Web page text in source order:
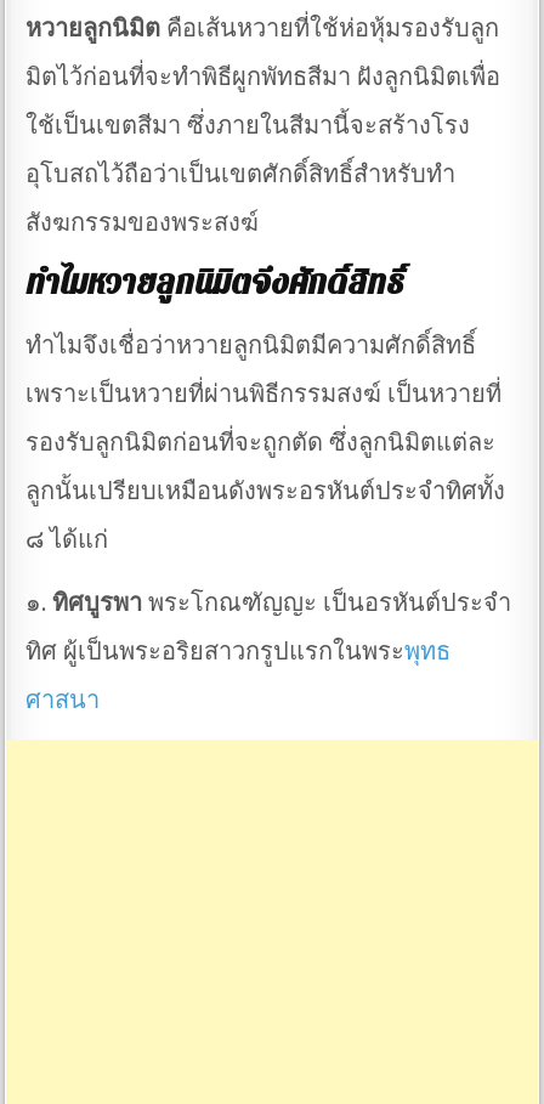
หวายลูกนิมิต คือเส้นหวายที่ใช้ห่อหุ้มรองรับลูก
มิตไว้ก่อนที่จะทำพิธีผูกพัทธสีมา ฝังลูกนิมิตเพื่อ
ใช้เป็นเขตสีมา ซึ่งภายในสีมานี้จะสร้างโรง
อุโบสถไว้ถือว่าเป็นเขตศักดิ์สิทธิ์สำหรับทำ
สังฆกรรมของพระสงฆ์
ทำไมหวายลูกนิมิตจึงศักดิ์สิทธิ์
ทำไมจึงเชื่อว่าหวายลูกนิมิตมีความศักดิ์สิทธิ์
เพราะเป็นหวายที่ผ่านพิธีกรรมสงฆ์ เป็นหวายที่
รองรับลูกนิมิตก่อนที่จะถูกตัด ซึ่งลูกนิมิตแต่ละ
ลูกนั้นเปรียบเหมือนดังพระอรหันต์ประจำทิศทั้ง
๘ ได้แก่
๑. ทิศบูรพา พระโกณฑัญญะ เป็นอรหันต์ประจำ
ทิศ ผู้เป็นพระอริยสาวกรูปแรกในพระพุทธ
ศาสนา